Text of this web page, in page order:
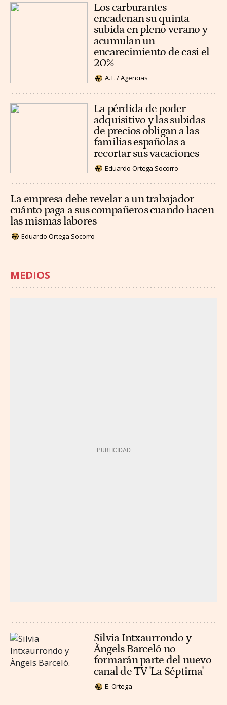
Los carburantes
encadenan su quinta
subida en pleno verano y
acumulan un
encarecimiento de casi el
20%
A.T. / Agencias
La pérdida de poder
adquisitivo y las subidas
de precios obligan a las
familias españolas a
recortar sus vacaciones
Eduardo Ortega Socorro
La empresa debe revelar a un trabajador
cuánto paga a sus compañeros cuando hacen
las mismas labores
Eduardo Ortega Socorro
MEDIOS
Silvia Intxaurrondo y
Àngels Barceló no
formarán parte del nuevo
canal de TV 'La Séptima'
E. Ortega